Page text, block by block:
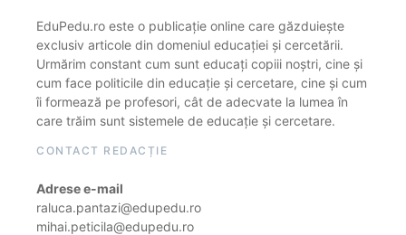
EduPedu.ro este o publicație online care găzduiește
exclusiv articole din domeniul educației și cercetării.
Urmărim constant cum sunt educați copiii noștri, cine și
cum face politicile din educație și cercetare, cine și cum
îi formează pe profesori, cât de adecvate la lumea în
care trăim sunt sistemele de educație și cercetare.
CONTACT REDACȚIE
Adrese e-mail
raluca.pantazi@edupedu.ro
mihai.peticila@edupedu.ro